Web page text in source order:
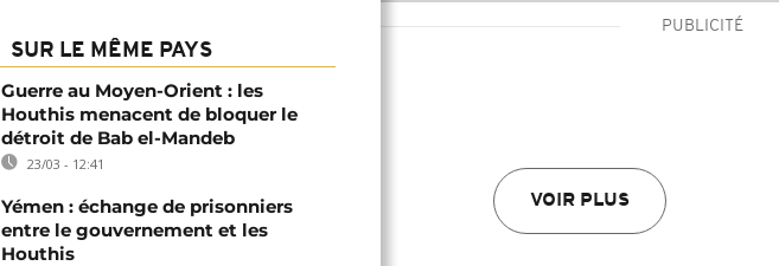
PUBLICITÉ
VOIR PLUS
SUR LE MÊME PAYS
Guerre au Moyen-Orient : les
Houthis menacent de bloquer le
détroit de Bab el-Mandeb
23/03 - 12:41
Yémen : échange de prisonniers
entre le gouvernement et les
Houthis